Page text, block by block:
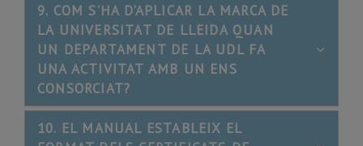
9. COM S’HA D’APLICAR LA MARCA DE
LA UNIVERSITAT DE LLEIDA QUAN
UN DEPARTAMENT DE LA UDL FA
UNA ACTIVITAT AMB UN ENS
CONSORCIAT?
10. EL MANUAL ESTABLEIX EL